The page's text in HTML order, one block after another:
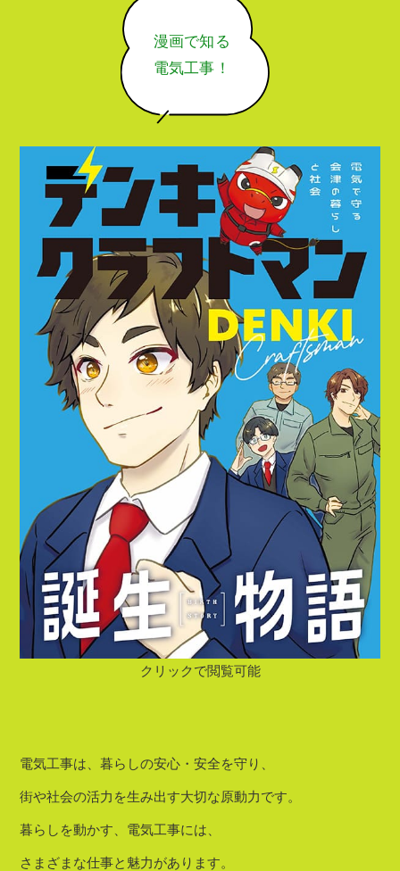
クリックで閲覧可能
電気工事は、暮らしの安心・安全を守り、
街や社会の活力を生み出す大切な原動力です。
暮らしを動かす、電気工事には、
さまざまな仕事と魅力があります。